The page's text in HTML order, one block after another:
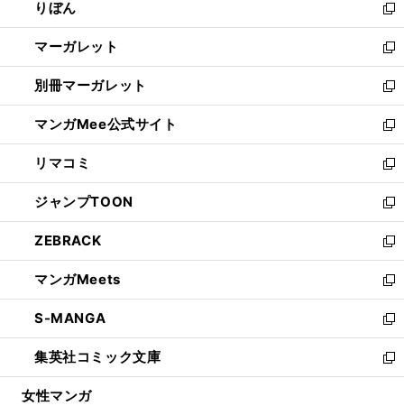
く
で
開
く
ド
ウ
で
開
く
ィ
ン
ド
ウ
で
開
く
りぼん
新
し
い
ウ
ィ
ン
ド
ウ
で
開
く
マーガレット
新
し
い
ウ
ィ
ン
ド
ウ
で
開
く
別冊マーガレット
新
し
い
ウ
ィ
ン
ド
ウ
で
開
く
マンガMee公式サイト
新
し
い
ウ
ィ
ン
ド
ウ
で
開
く
リマコミ
新
し
い
ウ
ィ
ン
ド
ウ
で
開
く
ジャンプTOON
新
し
い
ウ
ィ
ン
ド
ウ
で
開
ZEBRACK
新
し
い
ウ
ィ
ン
ド
ウ
マンガMeets
新
し
い
ウ
ィ
ン
S-MANGA
新
し
い
ウ
集英社コミック文庫
新
し
女性マンガ